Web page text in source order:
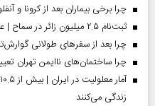
چرا برخی بیماران بعد از کرونا و
ثبت‌نام ۲.۵ میلیون زائر در سماح | عبور ۱.۷ میلیون نفر از مرز‌های اربعین
چرا بعد از سفرهای طولانی
چرا ساختمان‌های ناایمن تهران
زندگی می‌کنند